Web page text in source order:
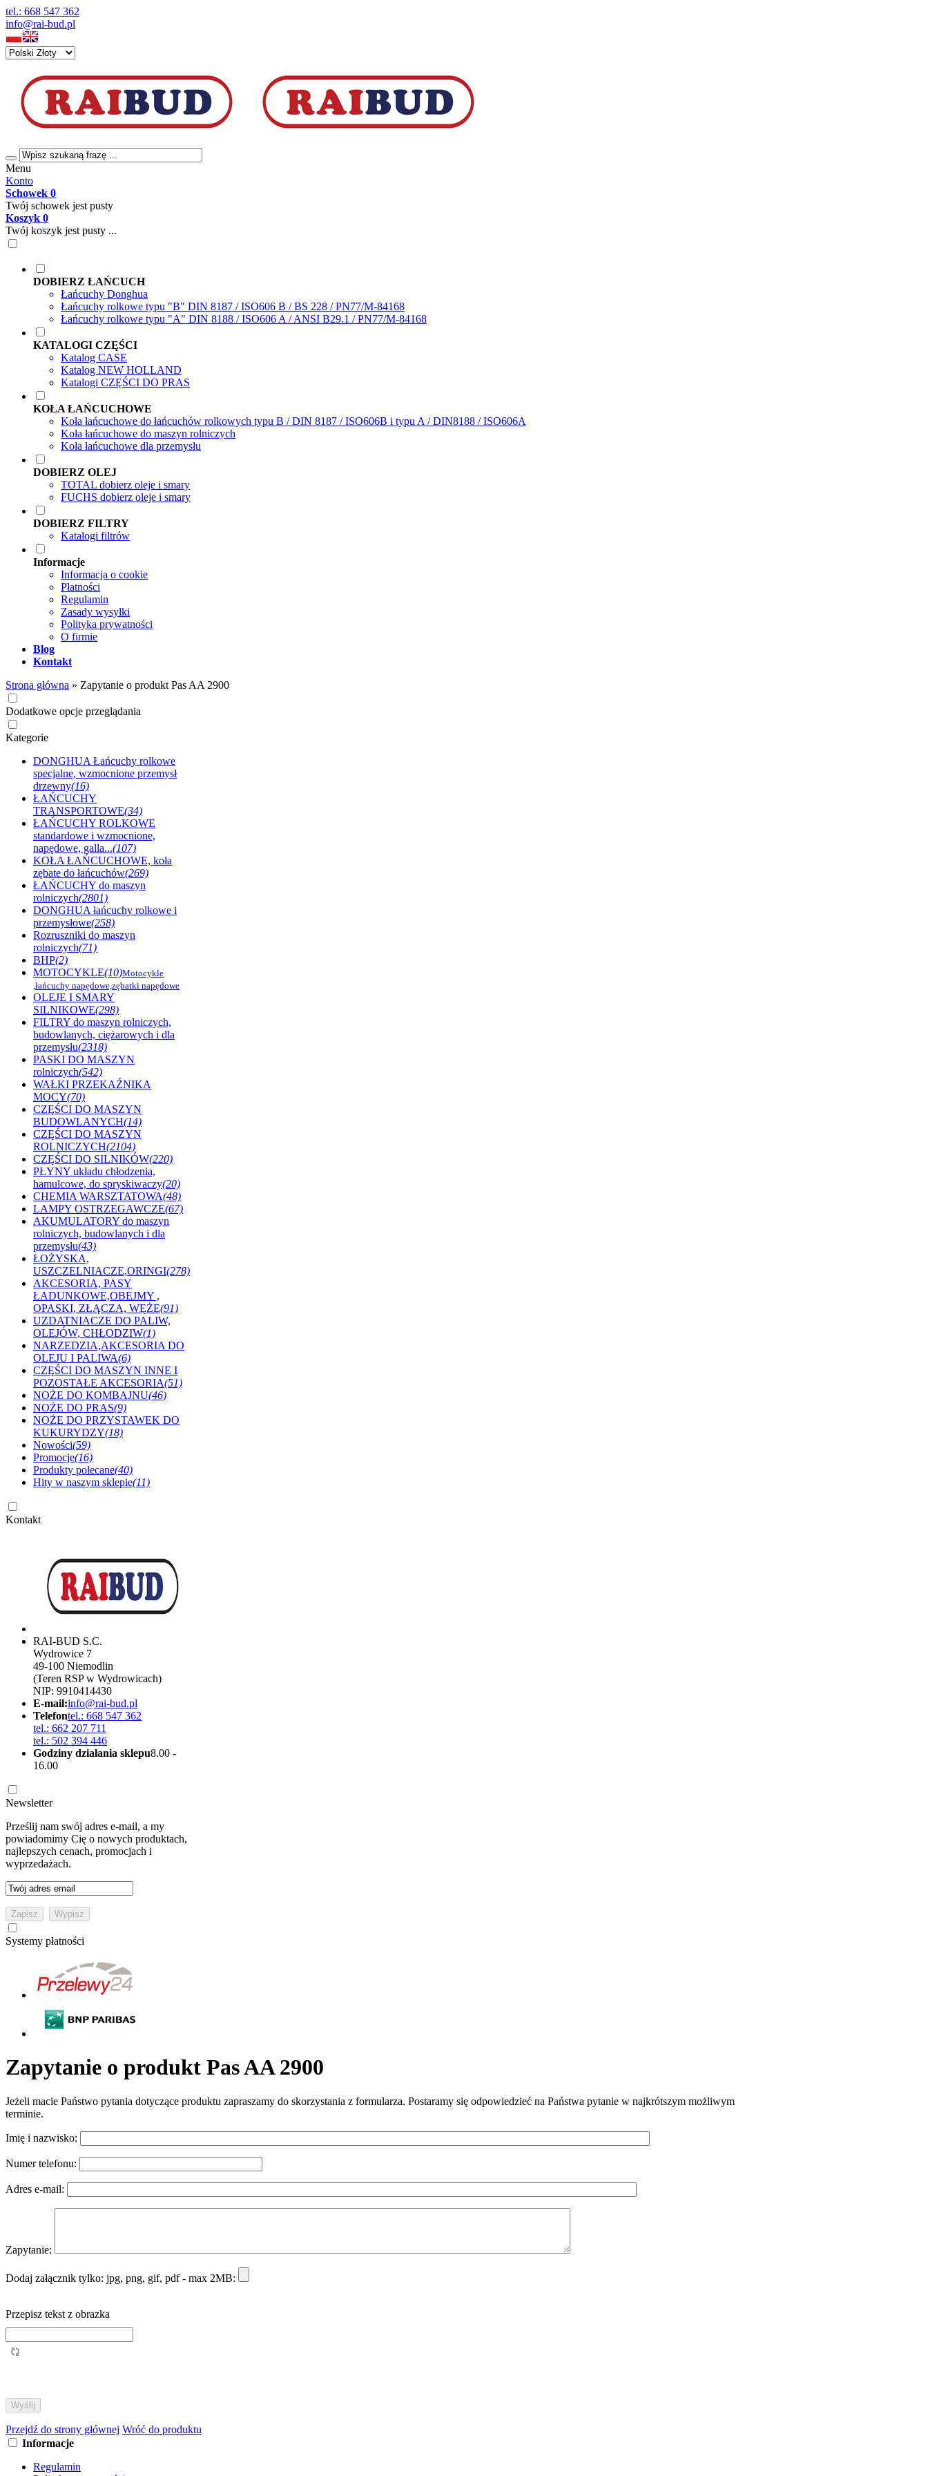
tel.: 668 547 362
info@rai-bud.pl
Menu
Konto
Schowek 0
Twój schowek jest pusty
Koszyk 0
Twój koszyk jest pusty ...
DOBIERZ ŁAŃCUCH
Łańcuchy Donghua
Łańcuchy rolkowe typu "B" DIN 8187 / ISO606 B / BS 228 / PN77/M-84168
Łańcuchy rolkowe typu "A" DIN 8188 / ISO606 A / ANSI B29.1 / PN77/M-84168
KATALOGI CZĘŚCI
Katalog CASE
Katalog NEW HOLLAND
Katalogi CZĘŚCI DO PRAS
KOŁA ŁAŃCUCHOWE
Koła łańcuchowe do łańcuchów rolkowych typu B / DIN 8187 / ISO606B i typu A / DIN8188 / ISO606A
Koła łańcuchowe do maszyn rolniczych
Koła łańcuchowe dla przemysłu
DOBIERZ OLEJ
TOTAL dobierz oleje i smary
FUCHS dobierz oleje i smary
DOBIERZ FILTRY
Katalogi filtrów
Informacje
Informacja o cookie
Płatności
Regulamin
Zasady wysyłki
Polityka prywatności
O firmie
Blog
Kontakt
Strona główna » Zapytanie o produkt Pas AA 2900
Dodatkowe opcje przeglądania
Kategorie
DONGHUA Łańcuchy rolkowe
specjalne, wzmocnione przemysł
drzewny(16)
ŁAŃCUCHY
TRANSPORTOWE(34)
ŁAŃCUCHY ROLKOWE
standardowe i wzmocnione,
napędowe, galla...(107)
KOŁA ŁAŃCUCHOWE, koła
zębate do łańcuchów(269)
ŁAŃCUCHY do maszyn
rolniczych(2801)
DONGHUA łańcuchy rolkowe i
przemysłowe(258)
Rozruszniki do maszyn
rolniczych(71)
BHP(2)
MOTOCYKLE(10)Motocykle
,łańcuchy napędowe,zębatki napędowe
OLEJE I SMARY
SILNIKOWE(298)
FILTRY do maszyn rolniczych,
budowlanych, ciężarowych i dla
przemysłu(2318)
PASKI DO MASZYN
rolniczych(542)
WAŁKI PRZEKAŹNIKA
MOCY(70)
CZĘŚCI DO MASZYN
BUDOWLANYCH(14)
CZĘŚCI DO MASZYN
ROLNICZYCH(2104)
CZĘŚCI DO SILNIKÓW(220)
PŁYNY układu chłodzenia,
hamulcowe, do spryskiwaczy(20)
CHEMIA WARSZTATOWA(48)
LAMPY OSTRZEGAWCZE(67)
AKUMULATORY do maszyn
rolniczych, budowlanych i dla
przemysłu(43)
ŁOŻYSKA,
USZCZELNIACZE,ORINGI(278)
AKCESORIA, PASY
ŁADUNKOWE,OBEJMY ,
OPASKI, ZŁĄCZA, WĘŻE(91)
UZDATNIACZE DO PALIW,
OLEJÓW, CHŁODZIW(1)
NARZEDZIA,AKCESORIA DO
OLEJU I PALIWA(6)
CZĘŚCI DO MASZYN INNE I
POZOSTAŁE AKCESORIA(51)
NOŻE DO KOMBAJNU(46)
NOŻE DO PRAS(9)
NOŻE DO PRZYSTAWEK DO
KUKURYDZY(18)
Nowości(59)
Promocje(16)
Produkty polecane(40)
Hity w naszym sklepie(11)
Kontakt
RAI-BUD S.C.
Wydrowice 7
49-100 Niemodlin
(Teren RSP w Wydrowicach)
NIP: 9910414430
E-mail:info@rai-bud.pl
Telefontel.: 668 547 362
tel.: 662 207 711
tel.: 502 394 446
Godziny działania sklepu8.00 -
16.00
Newsletter
Prześlij nam swój adres e-mail, a my
powiadomimy Cię o nowych produktach,
najlepszych cenach, promocjach i
wyprzedażach.
Systemy płatności
Zapytanie o produkt Pas AA 2900
Jeżeli macie Państwo pytania dotyczące produktu zapraszamy do skorzystania z formularza. Postaramy się odpowiedzieć na Państwa pytanie w najkrótszym możliwym
terminie.
Imię i nazwisko:
Numer telefonu:
Adres e-mail:
Zapytanie:
Dodaj załącznik tylko: jpg, png, gif, pdf - max 2MB:
Przepisz tekst z obrazka
Przejdź do strony głównej Wróć do produktu
Informacje
Regulamin